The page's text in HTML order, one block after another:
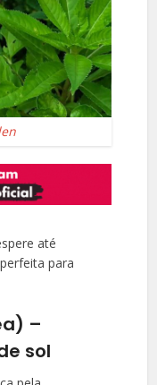
até
para
–
sol